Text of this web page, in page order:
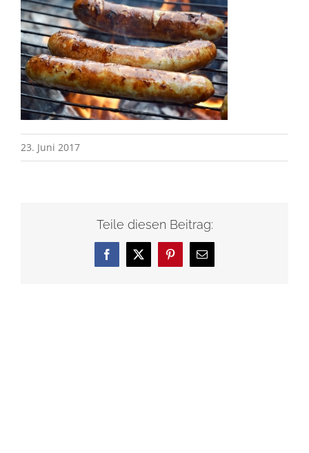
23. Juni 2017
Teile diesen Beitrag:
Facebook
X Pinterest
E-
Mail